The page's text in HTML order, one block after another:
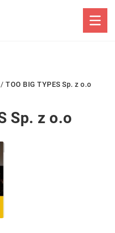
/ TOO BIG TYPES Sp. z o.o
Sp. z o.o